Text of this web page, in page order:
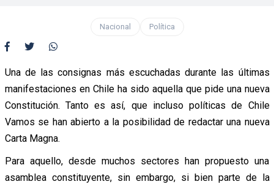
Nacional Política
Una de las consignas más escuchadas durante las últimas
manifestaciones en Chile ha sido aquella que pide una nueva
Constitución. Tanto es así, que incluso políticas de Chile
Vamos se han abierto a la posibilidad de redactar una nueva
Carta Magna.
Para aquello, desde muchos sectores han propuesto una
asamblea constituyente, sin embargo, si bien parte de la